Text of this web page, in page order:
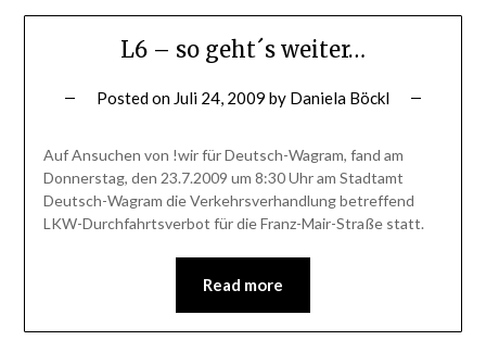
L6 – so geht´s weiter…
Posted on Juli 24, 2009 by Daniela Böckl
Auf Ansuchen von !wir für Deutsch-Wagram, fand am
Donnerstag, den 23.7.2009 um 8:30 Uhr am Stadtamt
Deutsch-Wagram die Verkehrsverhandlung betreffend
LKW-Durchfahrtsverbot für die Franz-Mair-Straße statt.
Read more